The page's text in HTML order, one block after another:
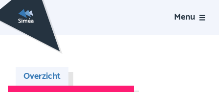
Menu
Overzicht